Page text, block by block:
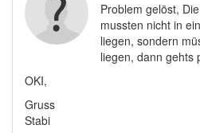
Problem gelöst,
mussten nicht in
liegen, sondern
liegen, dann gehts
OKI,
Gruss
Stabi